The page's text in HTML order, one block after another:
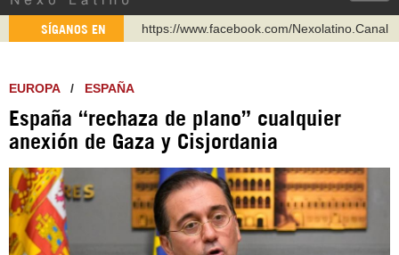
SÍGANOS EN
https://www.facebook.com/Nexolatino.Canal
https://t.me/hispantvcanal
https://urmedium.com/c/hispantv
Instagram como: hispan_tv
EUROPA/ ESPAÑA
España “rechaza de plano” cualquier
anexión de Gaza y Cisjordania